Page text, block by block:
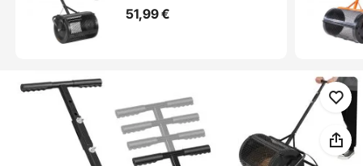
Rullo a Rete Spargitore con
51,99€